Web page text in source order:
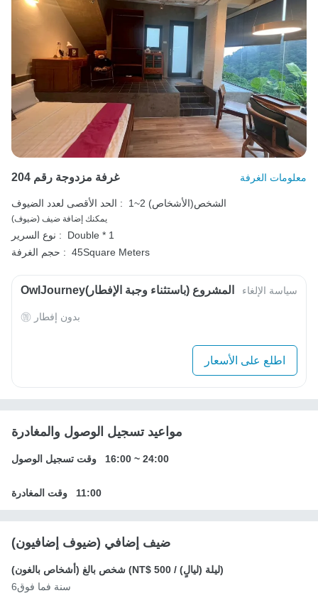
غرفة مزدوجة رقم 204 معلومات الغرفة
الحد الأقصى لعدد الضيوف : 1~2 الشخص(الأشخاص)
يمكنك إضافة ضيف (ضيوف)
نوع السرير :
Double * 1
حجم الغرفة : 45Square Meters
OwlJourneyالمشروع (باستثناء وجبة الإفطار) سياسة الإلغاء
بدون إفطار
اطلع على الأسعار
مواعيد تسجيل الوصول والمغادرة
وقت تسجيل الوصول 16:00 ~ 24:00
وقت المغادرة 11:00
ضيف إضافي (ضيوف إضافيون)
شخص بالغ (أشخاص بالغون) (NT$ 500
/ ليلة (ليالٍ))
6سنة فما فوق